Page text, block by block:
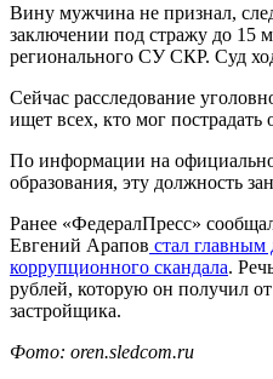
Вину мужчина не признал,
заключении под стражу до 15
регионального СУ СКР. Суд
Сейчас расследование
ищет всех, кто мог пострадать
По информации на
образования, эту должность
Ранее «ФедералПресс»
Евгений Арапов стал
коррупционного скандала.
рублей, которую он получил
застройщика.
Фото: oren.sledcom.ru